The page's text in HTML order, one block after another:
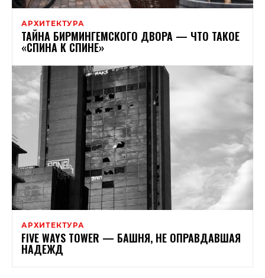
АРХИТЕКТУРА
ТАЙНА БИРМИНГЕМСКОГО ДВОРА — ЧТО ТАКОЕ
«СПИНА К СПИНЕ»
АРХИТЕКТУРА
FIVE WAYS TOWER — БАШНЯ, НЕ ОПРАВДАВШАЯ
НАДЕЖД